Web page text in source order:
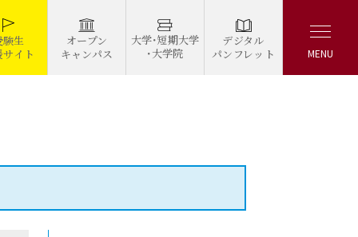
験生
イト
オープン
キャンパス
大学・短期大学
・大学院
デジタル
パンフレット
MENU